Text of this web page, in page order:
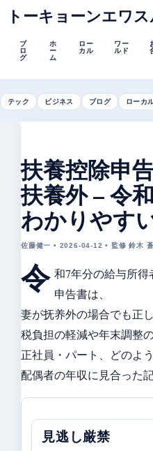
トーキョーンエワ
ブ
ロ
グ
ホ
ー
ム
ロー
カル
ワー
ルド
テック ビジネス ブログ ローカ
扶養控除申
扶養外 – 令
わかりやす
佐藤健一 • 2026-04-12 • 監修 鈴木 蒼
令 和7年分の給与所得
申告書は、
妻が抚养外の場合でも正
税負担の軽減や年末調整
正社員・パート、どのよ
配偶者の年収に見合った
見逃し厳禁